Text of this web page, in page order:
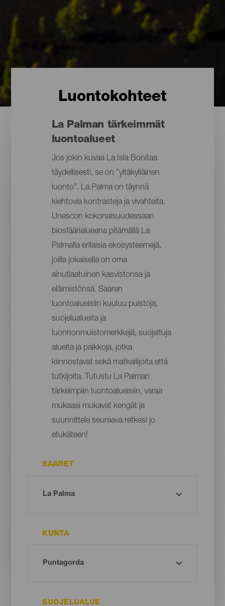
Luontokohteet
La Palman tärkeimmät
luontoalueet
Jos jokin kuvaa La Isla Bonitaa
täydellisesti, se on ”yltäkylläinen
luonto”. La Palma on täynnä
kiehtovia kontrasteja ja vivahteita.
Unescon kokonaisuudessaan
biosfäärialueena pitämällä La
Palmalla erilaisia ekosysteemejä,
joilla jokaisella on oma
ainutlaatuinen kasvistonsa ja
eläimistönsä. Saaren
luontoalueisiin kuuluu puistoja,
suojelualueita ja
luonnonmuistomerkkejä, suojeltuja
alueita ja paikkoja, jotka
kiinnostavat sekä matkailijoita että
tutkijoita. Tutustu La Palman
tärkeimpiin luontoalueisiin, varaa
mukaasi mukavat kengät ja
suunnittele seuraava retkesi jo
etukäteen!
SAARET
KUNTA
SUOJELUALUE